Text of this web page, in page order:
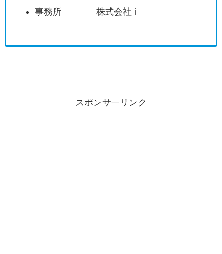
事務所 株式会社 i
スポンサーリンク